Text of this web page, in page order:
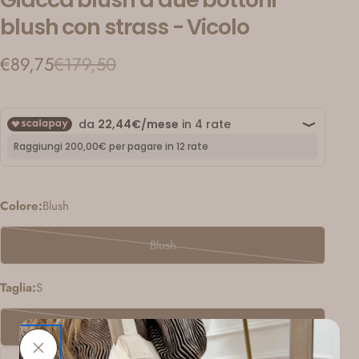
blush con strass - Vicolo
Prezzo
vendita
€89,75
Prezzo€179,50
Colore:Blush
BlushVariante
non
disponibile
Taglia:S
SVariante
esaurita